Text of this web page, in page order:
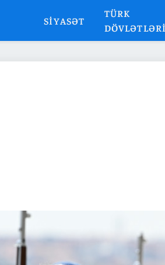
SIYASƏT
TÜRK
DÖVLƏTLƏRI